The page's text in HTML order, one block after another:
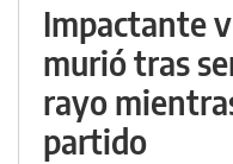
Impactante
murió tras
rayo
partido